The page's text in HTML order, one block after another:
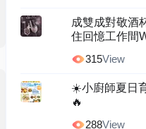
成雙成對敬酒
住回憶工作間
315View
☀️小廚師夏日
🔥
288View